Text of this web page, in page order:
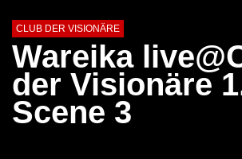
CLUB DER VISIONÄRE
Wareika
der Visionäre
Scene 3